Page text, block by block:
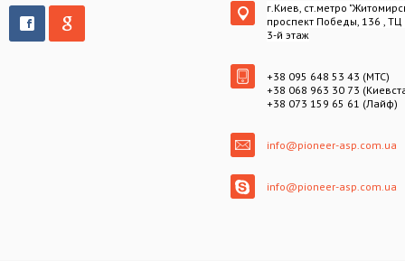
г.Киев, ст.метро
проспект Победы, 136 , ТЦ
3-й этаж
+38 095 648 53 43 (МТС)
+38 068 963 30 73
+38 073 159 65 61 (Лайф)
info@pioneer-asp.com.ua
info@pioneer-asp.com.ua